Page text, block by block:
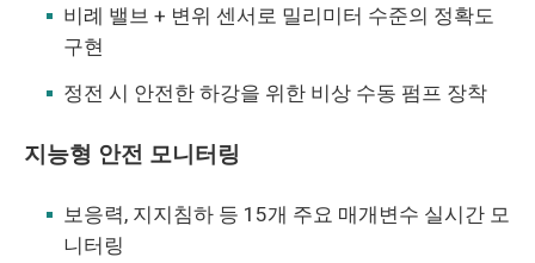
비례 밸브 + 변위 센서로 밀리미터 수준의 정확도
구현
정전 시 안전한 하강을 위한 비상 수동 펌프 장착
지능형 안전 모니터링
보응력, 지지침하 등 15개 주요 매개변수 실시간 모
니터링